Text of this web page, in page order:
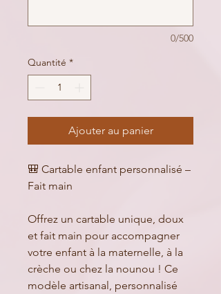
0/500
Quantité *
Ajouter au panier
🎒 Cartable enfant personnalisé –
Fait main
Offrez un cartable unique, doux
et fait main pour accompagner
votre enfant à la maternelle, à la
crèche ou chez la nounou ! Ce
modèle artisanal, personnalisé